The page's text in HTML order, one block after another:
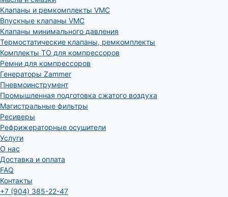
Клапаны и ремкомплекты VMC
Впускные клапаны VMC
Клапаны минимального давления
Термостатические клапаны, ремкомплекты
Комплекты ТО для компрессоров
Ремни для компрессоров
Генераторы Zammer
Пневмоинструмент
Промышленная подготовка сжатого воздуха
Магистральные фильтры
Ресиверы
Рефрижераторные осушители
Услуги
О нас
Доставка и оплата
FAQ
Контакты
+7 (904) 385-22-47